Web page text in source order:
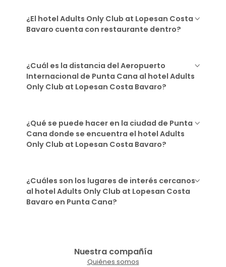
¿El hotel Adults Only Club at Lopesan Costa
Bavaro cuenta con restaurante dentro?
¿Cuál es la distancia del Aeropuerto
Internacional de Punta Cana al hotel Adults
Only Club at Lopesan Costa Bavaro?
¿Qué se puede hacer en la ciudad de Punta
Cana donde se encuentra el hotel Adults
Only Club at Lopesan Costa Bavaro?
¿Cuáles son los lugares de interés cercanos
al hotel Adults Only Club at Lopesan Costa
Bavaro en Punta Cana?
Nuestra compañía
Quiénes somos